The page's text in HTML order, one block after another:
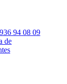
936 94 08 09
de